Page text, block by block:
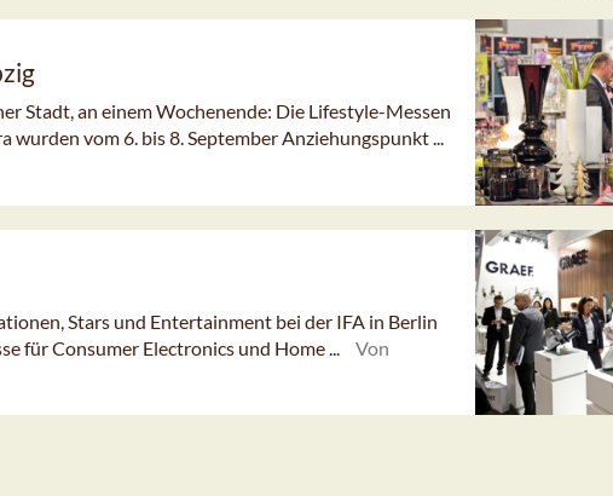
Stadt, an einem Wochenende: Die Lifestyle-Messen
wurden vom 6. bis 8. September Anziehungspunkt ...
Stars und Entertainment bei der IFA in Berlin
für Consumer Electronics und Home ...
Von